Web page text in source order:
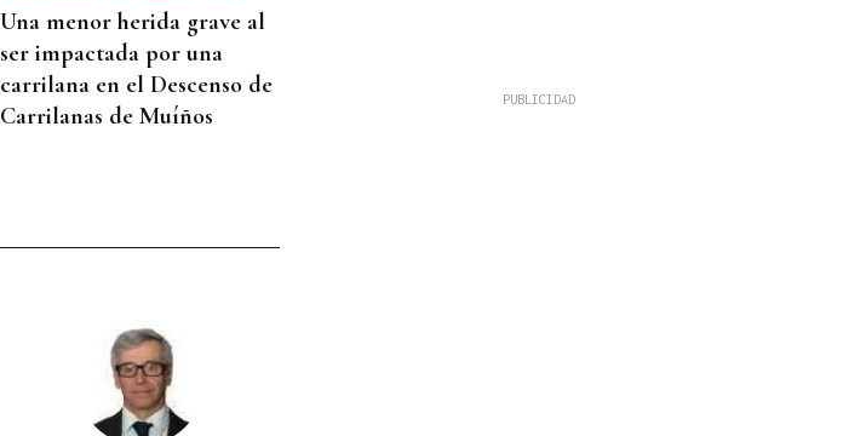
Una menor herida grave al
ser impactada por una
carrilana en el Descenso de
Carrilanas de Muíños